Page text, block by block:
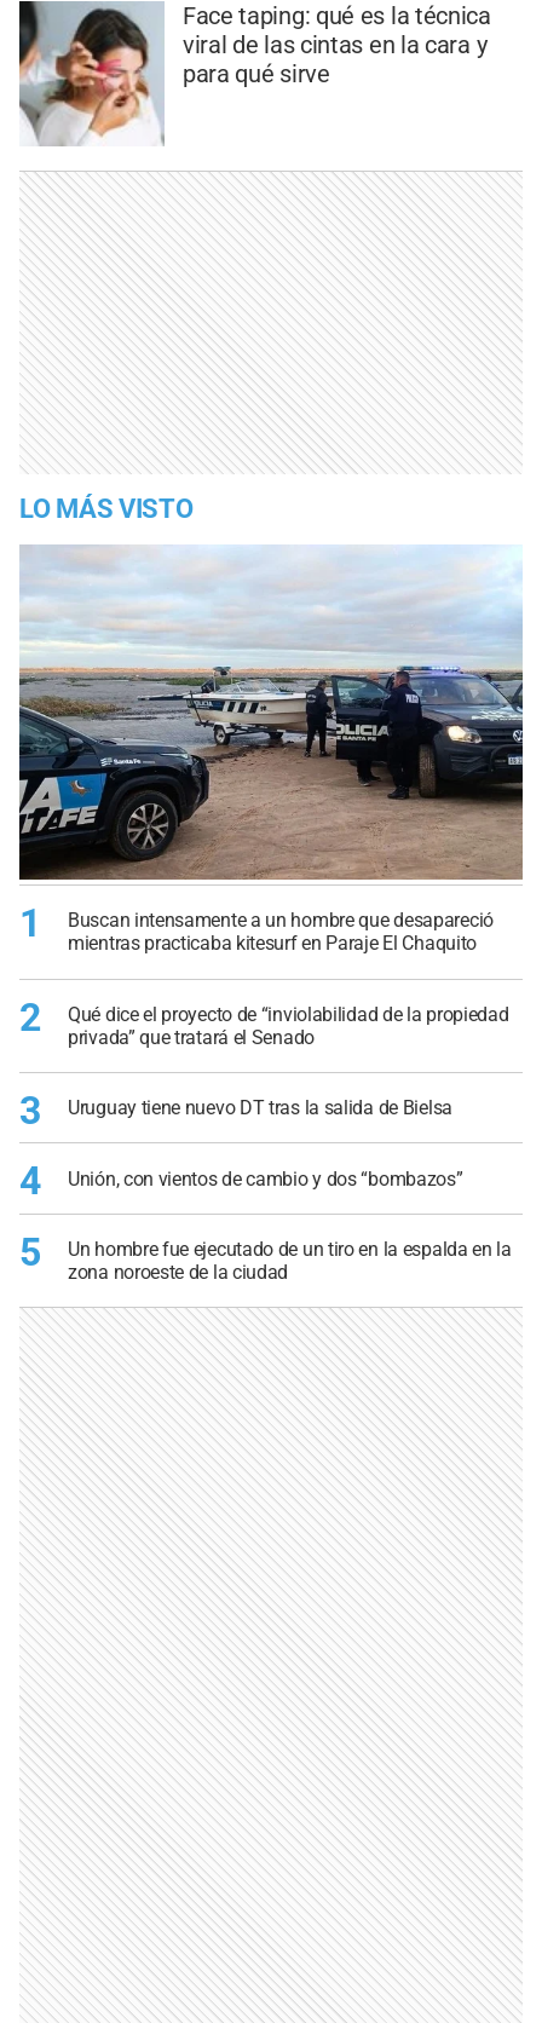
Face taping: qué es la técnica
viral de las cintas en la cara y
para qué sirve
LO MÁS VISTO
1
Buscan intensamente a un hombre que desapareció
mientras practicaba kitesurf en Paraje El Chaquito
2
Qué dice el proyecto de “inviolabilidad de la propiedad
privada” que tratará el Senado
3 Uruguay tiene nuevo DT tras la salida de Bielsa
4 Unión, con vientos de cambio y dos “bombazos”
5
Un hombre fue ejecutado de un tiro en la espalda en la
zona noroeste de la ciudad